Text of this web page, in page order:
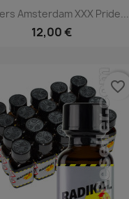
Amsterdam XXX Pride...
12,00 €
favorite_border